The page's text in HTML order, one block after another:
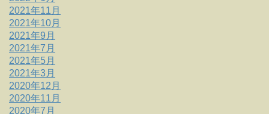
2021年11月
2021年10月
2021年9月
2021年7月
2021年5月
2021年3月
2020年12月
2020年11月
2020年7月